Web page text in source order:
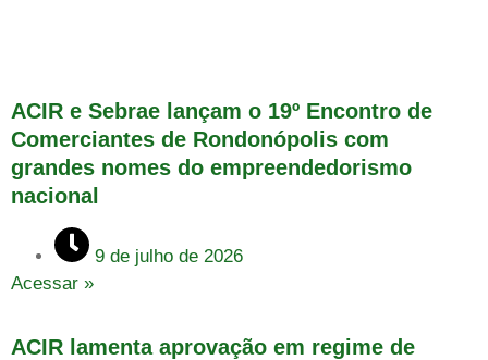
ACIR e Sebrae lançam o 19º Encontro de
Comerciantes de Rondonópolis com
grandes nomes do empreendedorismo
nacional
9 de julho de 2026
Acessar »
ACIR lamenta aprovação em regime de